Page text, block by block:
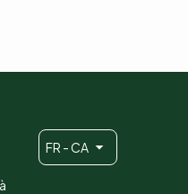
FR - CA